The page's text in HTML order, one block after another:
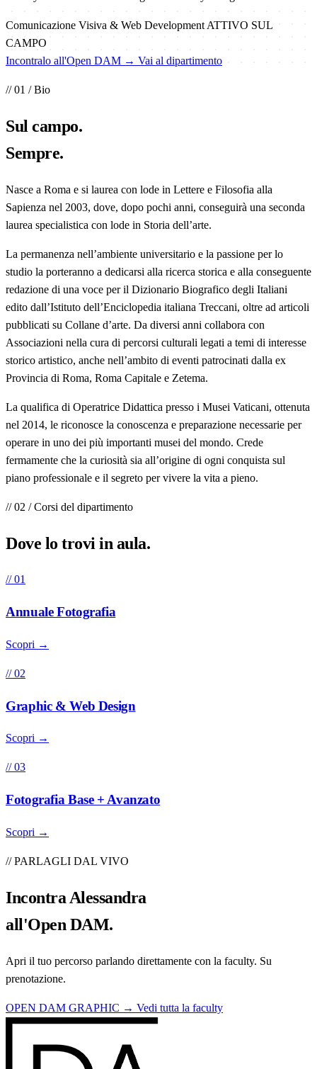
Comunicazione Visiva & Web Development ATTIVO SUL
CAMPO
Incontralo all'Open DAM → Vai al dipartimento
// 01 / Bio
Sulcampo.
Sempre.
Nasce a Roma e si laurea con lode in Lettere e Filosofia alla
Sapienza nel 2003, dove, dopo pochi anni, conseguirà una seconda
laurea specialistica con lode in Storia dell’arte.
La permanenza nell’ambiente universitario e la passione per lo
studio la porteranno a dedicarsi alla ricerca storica e alla conseguente
redazione di una voce per il Dizionario Biografico degli Italiani
edito dall’Istituto dell’Enciclopedia italiana Treccani, oltre ad articoli
pubblicati su Collane d’arte. Da diversi anni collabora con
Associazioni nella cura di percorsi culturali legati a temi di interesse
storico artistico, anche nell’ambito di eventi patrocinati dalla ex
Provincia di Roma, Roma Capitale e Zetema.
La qualifica di Operatrice Didattica presso i Musei Vaticani, ottenuta
nel 2014, le riconosce la conoscenza e preparazione necessarie per
operare in uno dei più importanti musei del mondo. Crede
fermamente che la curiosità sia all’origine di ogni conquista sul
piano professionale e il segreto per vivere la vita a pieno.
// 02 / Corsi del dipartimento
Dove lo trovi in aula.
// 01
Annuale Fotografia
Scopri →
// 02
Graphic & Web Design
Scopri →
// 03
Fotografia Base + Avanzato
Scopri →
// PARLAGLI DAL VIVO
Incontra Alessandra
all'Open DAM.
Apri il tuo percorso parlando direttamente con la faculty. Su
prenotazione.
OPEN DAM GRAPHIC → Vedi tutta la faculty